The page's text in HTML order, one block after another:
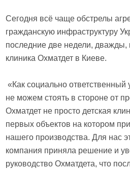
Сегодня всё чаще обстрелы
гражданскую инфраструктуру
последние две недели, дважды,
клиника Охматдет в Киеве.
«Как социально ответственный
не можем стоять в стороне от
Охматдет не просто детская
первых объектов на котором
нашего производства. Для нас
компания приняла решение и
руководство Охматдета, что